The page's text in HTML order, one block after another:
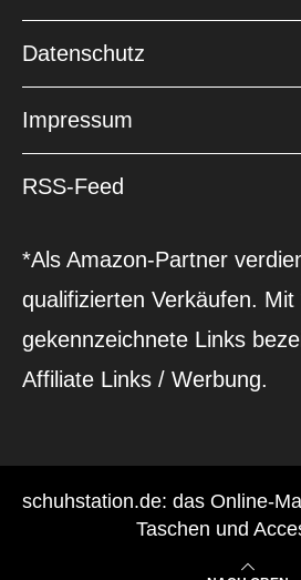
Datenschutz
Impressum
RSS-Feed
*Als Amazon-Partner
qualifizierten Verkäufen. Mit
gekennzeichnete Links
Affiliate Links / Werbung.
schuhstation.de: das Online-
Taschen und